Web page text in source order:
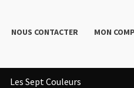
NOUS CONTACTER MON
Les Sept Couleurs